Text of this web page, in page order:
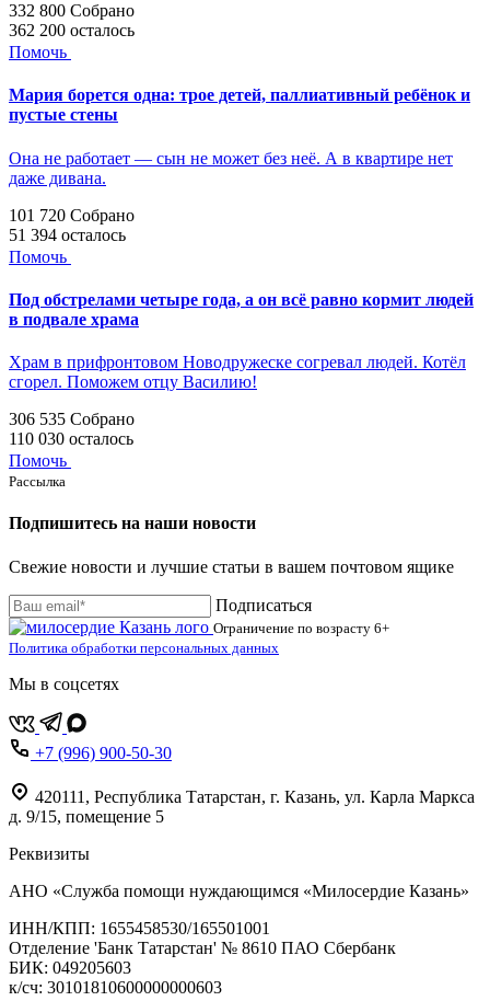
332 800 Собрано
362 200 осталось
Помочь
Мария борется одна: трое детей, паллиативный ребёнок и
пустые стены
Она не работает — сын не может без неё. А в квартире нет
даже дивана.
101 720 Собрано
51 394 осталось
Помочь
Под обстрелами четыре года, а он всё равно кормит людей
в подвале храма
Храм в прифронтовом Новодружеске согревал людей. Котёл
сгорел. Поможем отцу Василию!
306 535 Собрано
110 030 осталось
Помочь
Рассылка
Подпишитесь на наши новости
Свежие новости и лучшие статьи в вашем почтовом ящике
Подписаться
Ограничение по возрасту 6+
Политика обработки персональных данных
Мы в соцсетях
+7 (996) 900-50-30
420111 , Республика Татарстан, г. Казань, ул. Карла Маркса
д. 9/15, помещение 5
Реквизиты
АНО «Служба помощи нуждающимся «Милосердие Казань»
‌ИНН/КПП: 1655458530/165501001
Отделение 'Банк Татарстан' № 8610 ПАО Сбербанк
БИК: 049205603
‌к/сч: 30101810600000000603